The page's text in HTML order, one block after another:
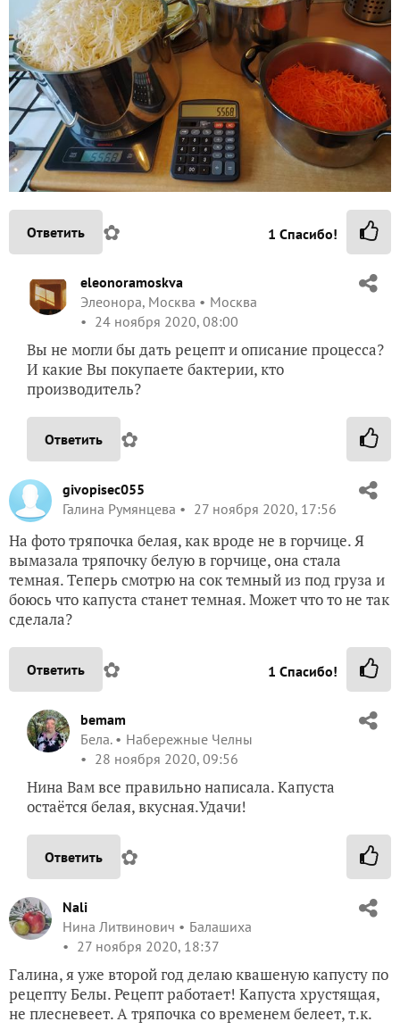
Ответить ✿ 1 Спасибо!
eleonoramoskva
Элеонора, Москва
Москва
24 ноября 2020, 08:00
Вы не могли бы дать рецепт и описание процесса?
И какие Вы покупаете бактерии, кто
производитель?
Ответить ✿
givopisec055
Галина Румянцева
27 ноября 2020, 17:56
На фото тряпочка белая, как вроде не в горчице. Я
вымазала тряпочку белую в горчице, она стала
темная. Теперь смотрю на сок темный из под груза и
боюсь что капуста станет темная. Может что то не так
сделала?
Ответить ✿ 1 Спасибо!
bemam
Бела.
Набережные Челны
28 ноября 2020, 09:56
Нина Вам все правильно написала. Капуста
остаётся белая, вкусная.Удачи!
Ответить ✿
Nali
Нина Литвинович
Балашиха
27 ноября 2020, 18:37
Галина, я уже второй год делаю квашеную капусту по
рецепту Белы. Рецепт работает! Капуста хрустящая,
не плесневеет. А тряпочка со временем белеет, т.к.